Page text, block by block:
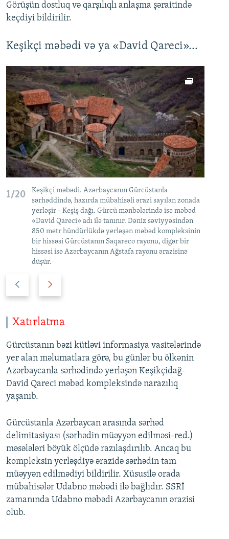
Görüşün dostluq və qarşılıqlı anlaşma şəraitində
keçdiyi bildirilir.
Keşikçi məbədi və ya «David Qareci»...
1/20
Keşikçi məbədi. Azərbaycanın Gürcüstanla
sərhəddində, hazırda mübahisəli ərazi sayılan zonada
yerləşir - Keşiş dağı. Gürcü mənbələrində isə məbəd
«David Qareci» adı ilə tanınır. Dəniz səviyyəsindən
850 metr hündürlükdə yerləşən məbəd kompleksinin
bir hissəsi Gürcüstanın Saqareco rayonu, digər bir
hissəsi isə Azərbaycanın Ağstafa rayonu ərazisinə
düşür.
ə
k
i
s
l
a
y
b
t
i
s
l
d
Xatırlatma
Gürcüstanın bəzi kütləvi informasiya vasitələrində
yer alan məlumatlara görə, bu günlər bu ölkənin
Azərbaycanla sərhədində yerləşən Keşikçidağ-
David Qareci məbəd kompleksində narazılıq
yaşanıb.
Gürcüstanla Azərbaycan arasında sərhəd
delimitasiyası (sərhədin müəyyən edilməsi-red.)
məsələləri böyük ölçüdə razılaşdırılıb. Ancaq bu
kompleksin yerləşdiyə ərazidə sərhədin tam
müəyyən edilmədiyi bildirilir. Xüsusilə orada
mübahisələr Udabno məbədi ilə bağlıdır. SSRİ
zamanında Udabno məbədi Azərbaycanın ərazisi
olub.